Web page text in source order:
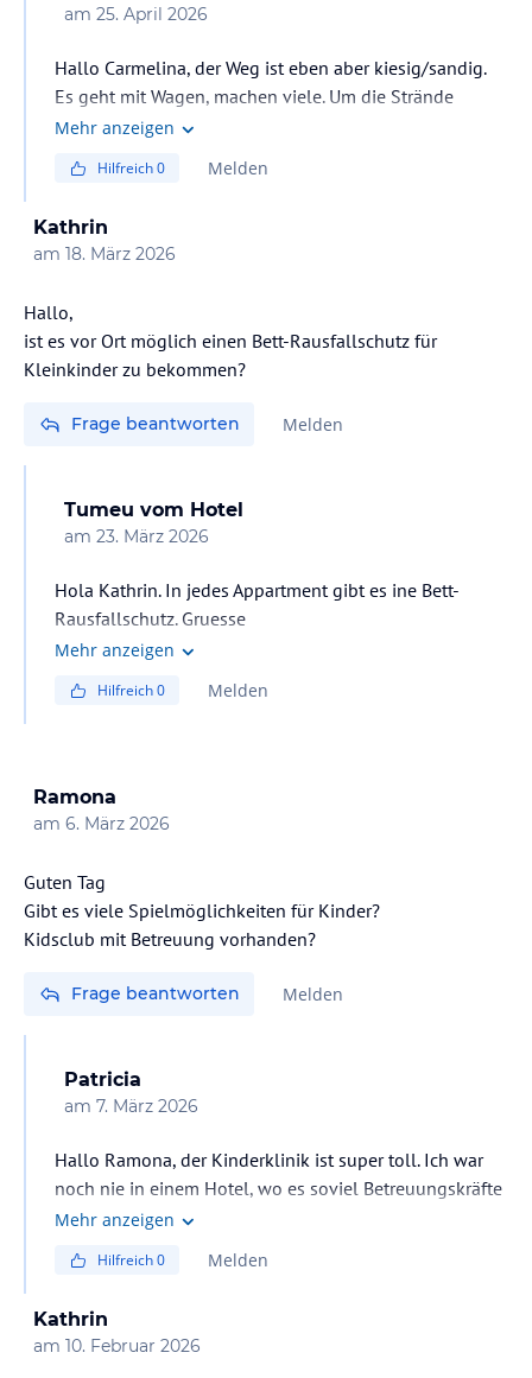
am 25. April 2026
Hallo Carmelina, der Weg ist eben aber kiesig/sandig.
Es geht mit Wagen, machen viele. Um die Strände
entlang geht auch ein Weg aus Holz leicht erhöht über
mir Buggies o.ä. zum Strand, das funktioniert prima. Ich
richtig erinnere (haben wir nicht benötigt). LG
Mehr anzeigen
Hilfreich0 Melden
Kathrin
am 18. März 2026
Hallo,
ist es vor Ort möglich einen Bett-Rausfallschutz für
Kleinkinder zu bekommen?
Frage beantworten Melden
Tumeu vom Hotel
am 23. März 2026
Hola Kathrin. In jedes Appartment gibt es ine Bett-
Rausfallschutz. Gruesse
Mehr anzeigen
Hilfreich0 Melden
Ramona
am 6. März 2026
Guten Tag
Gibt es viele Spielmöglichkeiten für Kinder?
Kidsclub mit Betreuung vorhanden?
Frage beantworten Melden
Patricia
am 7. März 2026
Hallo Ramona, der Kinderklinik ist super toll. Ich war
noch nie in einem Hotel, wo es soviel Betreuungskräfte
für Kinder gibt. Und es werden dort auch viele Sprachen
Es gibt einen Kinderpool für Kleinkinder mit Rutsche.
nutzen. Alles ich kann dir das Hotel nur empfehlen♥️
Mehr anzeigen
Hilfreich0 Melden
Kathrin
am 10. Februar 2026